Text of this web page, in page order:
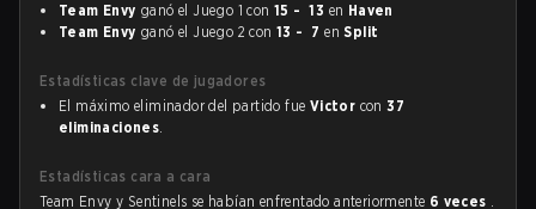
Team Envy ganó el Juego 1 con15 - 13 en Haven
Team Envy ganó el Juego 2 con13 - 7 enSplit
Estadísticas clave de jugadores
El máximo eliminador del partido fue Victor con37
eliminaciones.
Estadísticas cara a cara
Team Envy y Sentinels se habían enfrentado anteriormente 6 veces .